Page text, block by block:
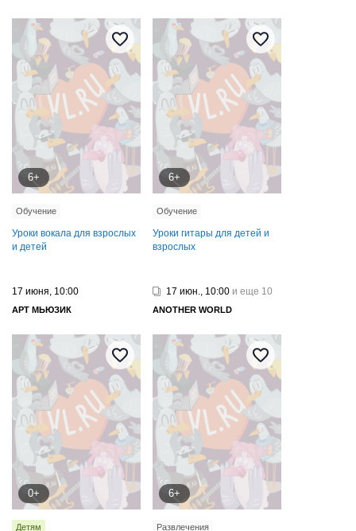
6+
Обучение
Уроки вокала для взрослых
и детей
6+
Обучение
Уроки гитары для детей и
взрослых
17 июня, 10:00
АРТ МЬЮЗИК
0+
Детям
17 июн., 10:00 и еще 10
ANOTHER WORLD
6+
Развлечения